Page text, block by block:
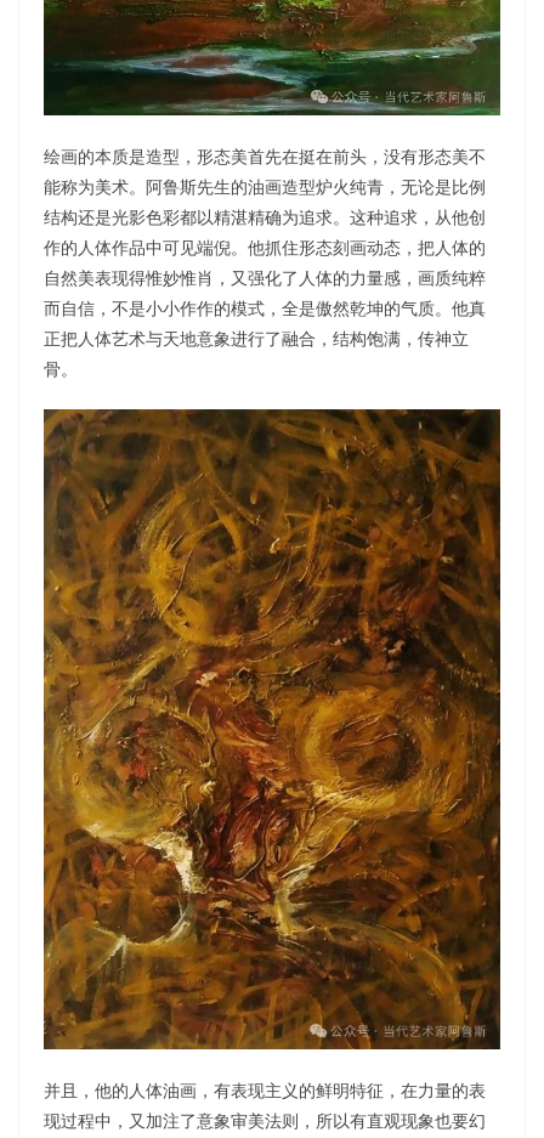
绘画的本质是造型，形态美首先在挺在前头，没有形态美不
能称为美术。阿鲁斯先生的油画造型炉火纯青，无论是比例
结构还是光影色彩都以精湛精确为追求。这种追求，从他创
作的人体作品中可见端倪。他抓住形态刻画动态，把人体的
自然美表现得惟妙惟肖，又强化了人体的力量感，画质纯粹
而自信，不是小小作作的模式，全是傲然乾坤的气质。他真
正把人体艺术与天地意象进行了融合，结构饱满，传神立
骨。
并且，他的人体油画，有表现主义的鲜明特征，在力量的表
现过程中，又加注了意象审美法则，所以有直观现象也要幻